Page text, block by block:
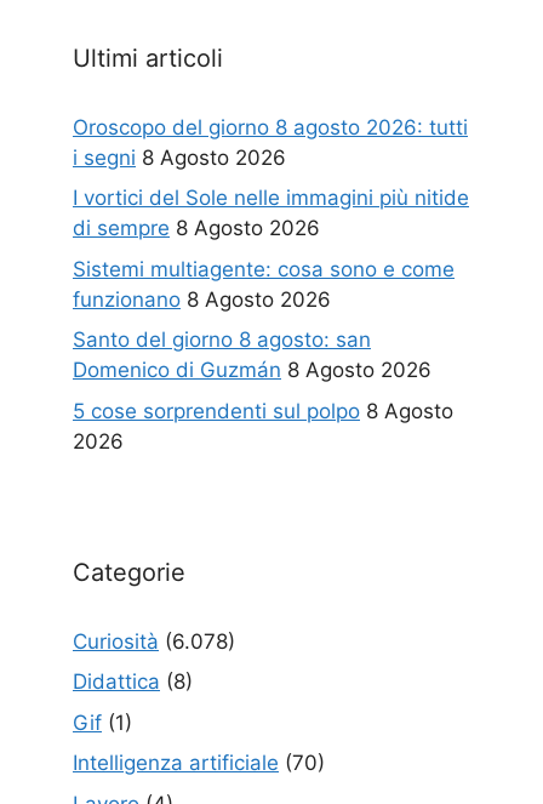
Ultimi articoli
Oroscopo del giorno 8 agosto 2026: tutti
i segni 8 Agosto 2026
I vortici del Sole nelle immagini più nitide
di sempre 8 Agosto 2026
Sistemi multiagente: cosa sono e come
funzionano 8 Agosto 2026
Santo del giorno 8 agosto: san
Domenico di Guzmán 8 Agosto 2026
5 cose sorprendenti sul polpo 8 Agosto
2026
Categorie
Curiosità (6.078)
Didattica (8)
Gif (1)
Intelligenza artificiale (70)